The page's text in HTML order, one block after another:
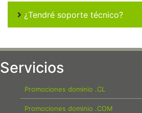
¿Tendré soporte técnico?
Servicios
Promociones dominio .CL
Promociones dominio .COM